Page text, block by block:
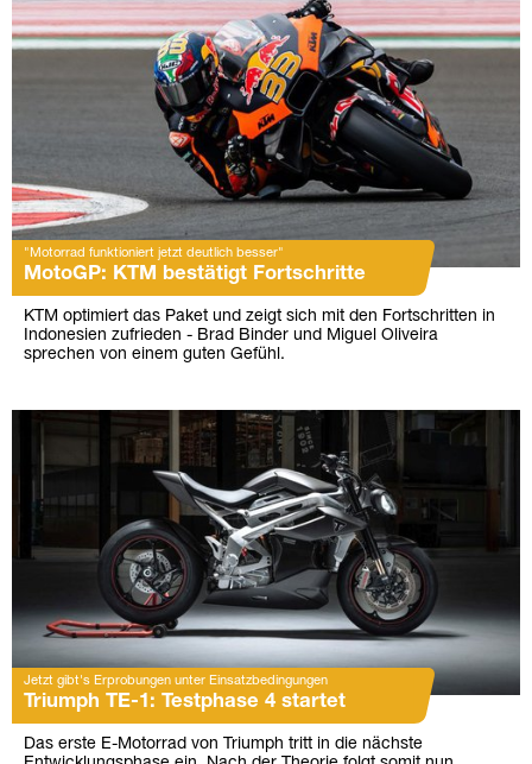
"Motorrad funktioniert jetzt deutlich besser"
MotoGP: KTM bestätigt Fortschritte
KTM optimiert das Paket und zeigt sich mit den Fortschritten in
Indonesien zufrieden - Brad Binder und Miguel Oliveira
sprechen von einem guten Gefühl.
Jetzt gibt's Erprobungen unter Einsatzbedingungen
Triumph TE-1: Testphase 4 startet
Das erste E-Motorrad von Triumph tritt in die nächste